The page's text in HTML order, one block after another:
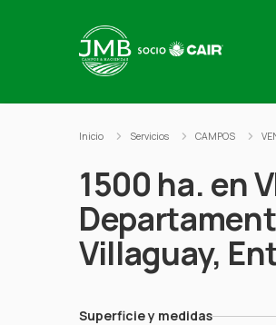
Inicio Servicios CAMPOS
1500 ha. en
Villaguay,
Superficie y medidas